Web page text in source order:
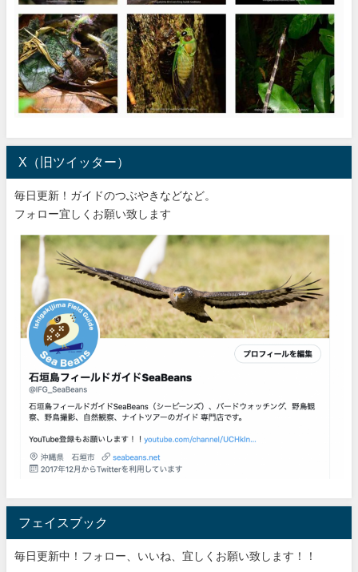
X（旧ツイッター）
毎日更新！ガイドのつぶやきなどなど。
フォロー宜しくお願い致します
フェイスブック
毎日更新中！フォロー、いいね、宜しくお願い致します！！